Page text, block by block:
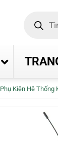
kiếm
Phụ Kiện Hệ Thống